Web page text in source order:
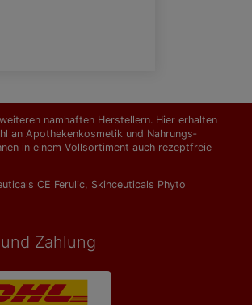
namhaften Herstellern. Hier erhalten
an Apothekenkosmetik und Nahrungs­
in einem Vollsortiment auch rezeptfreie
CE Ferulic, Skinceuticals Phyto
Zahlung